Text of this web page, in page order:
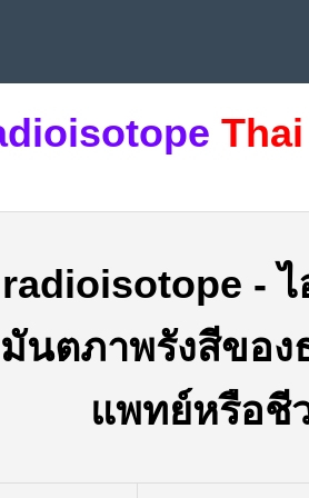
Thai
radioisotope -
นตภาพรังสีของ
แพทย์หรือชี